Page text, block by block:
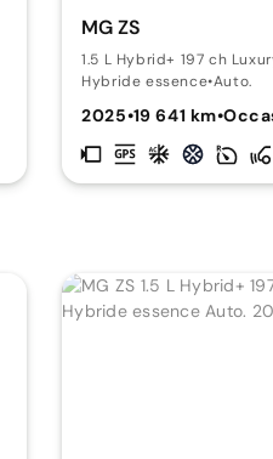
MG ZS
1.5 L Hybrid+ 197 ch
Hybride essence•Auto.
2025•19 641 km•